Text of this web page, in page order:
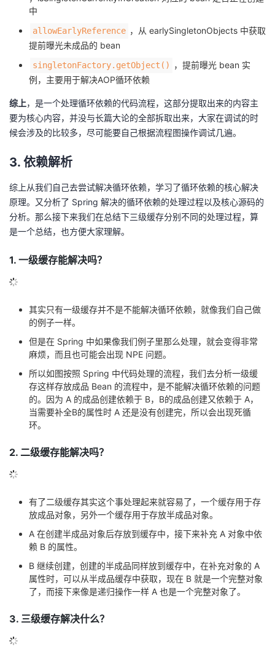
中
allowEarlyReference ，从 earlySingletonObjects 中获取
提前曝光未成品的 bean
singletonFactory.getObject()
，提前曝光 bean 实
例，主要用于解决AOP循环依赖
综上，是一个处理循环依赖的代码流程，这部分提取出来的内容主
要为核心内容，并没与长篇大论的全部拆取出来，大家在调试的时
候会涉及的比较多，尽可能要自己根据流程图操作调试几遍。
3. 依赖解析
综上从我们自己去尝试解决循环依赖，学习了循环依赖的核心解决
原理。又分析了 Spring 解决的循环依赖的处理过程以及核心源码的
分析。那么接下来我们在总结下三级缓存分别不同的处理过程，算
是一个总结，也方便大家理解。
1. 一级缓存能解决吗？
其实只有一级缓存并不是不能解决循环依赖，就像我们自己做
的例子一样。
但是在 Spring 中如果像我们例子里那么处理，就会变得非常
麻烦，而且也可能会出现 NPE 问题。
所以如图按照 Spring 中代码处理的流程，我们去分析一级缓
存这样存放成品 Bean 的流程中，是不能解决循环依赖的问题
的。因为 A 的成品创建依赖于 B，B的成品创建又依赖于 A，
当需要补全B的属性时 A 还是没有创建完，所以会出现死循
环。
2. 二级缓存能解决吗？
有了二级缓存其实这个事处理起来就容易了，一个缓存用于存
放成品对象，另外一个缓存用于存放半成品对象。
A 在创建半成品对象后存放到缓存中，接下来补充 A 对象中依
赖 B 的属性。
B 继续创建，创建的半成品同样放到缓存中，在补充对象的 A
属性时，可以从半成品缓存中获取，现在 B 就是一个完整对象
了，而接下来像是递归操作一样 A 也是一个完整对象了。
3. 三级缓存解决什么？